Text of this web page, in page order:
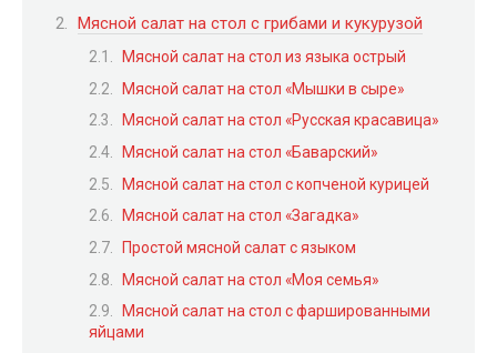
Мясной салат на стол с грибами и кукурузой
Мясной салат на стол из языка острый
Мясной салат на стол «Мышки в сыре»
Мясной салат на стол «Русская красавица»
Мясной салат на стол «Баварский»
Мясной салат на стол с копченой курицей
Мясной салат на стол «Загадка»
Простой мясной салат с языком
Мясной салат на стол «Моя семья»
Мясной салат на стол с фаршированными
яйцами